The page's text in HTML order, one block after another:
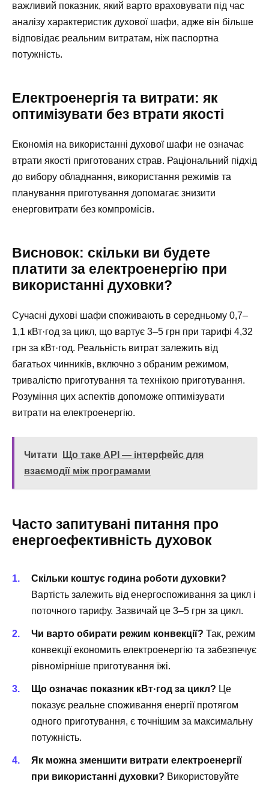
важливий показник, який варто враховувати під час
аналізу характеристик духової шафи, адже він більше
відповідає реальним витратам, ніж паспортна
потужність.
Електроенергія та витрати: як
оптимізувати без втрати якості
Економія на використанні духової шафи не означає
втрати якості приготованих страв. Раціональний підхід
до вибору обладнання, використання режимів та
планування приготування допомагає знизити
енерговитрати без компромісів.
Висновок: скільки ви будете
платити за електроенергію при
використанні духовки?
Сучасні духові шафи споживають в середньому 0,7–
1,1 кВт·год за цикл, що вартує 3–5 грн при тарифі 4,32
грн за кВт·год. Реальність витрат залежить від
багатьох чинників, включно з обраним режимом,
тривалістю приготування та технікою приготування.
Розуміння цих аспектів допоможе оптимізувати
витрати на електроенергію.
Читати
Що таке API — інтерфейс для
взаємодії між програмами
Часто запитувані питання про
енергоефективність духовок
Скільки коштує година роботи духовки?
Вартість залежить від енергоспоживання за цикл і
поточного тарифу. Зазвичай це 3–5 грн за цикл.
Чи варто обирати режим конвекції? Так, режим
конвекції економить електроенергію та забезпечує
рівномірніше приготування їжі.
Що означає показник кВт·год за цикл? Це
показує реальне споживання енергії протягом
одного приготування, є точнішим за максимальну
потужність.
Як можна зменшити витрати електроенергії
при використанні духовки? Використовуйте